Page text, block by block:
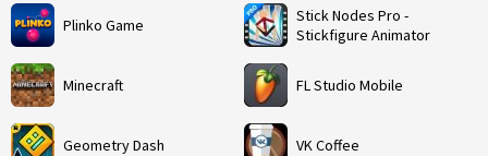
Plinko Game
Minecraft
Geometry Dash
Stick Nodes Pro -
Stickfigure Animator
FL Studio Mobile
VK Coffee